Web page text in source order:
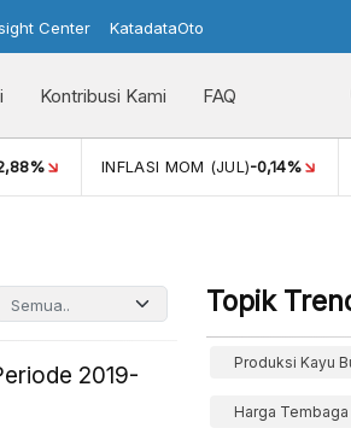
Center KatadataOto
Kontribusi Kami FAQ
INFLASI MOM (JUL)-0,14%
2019-
Topik
Produksi Kayu
Harga Tembaga